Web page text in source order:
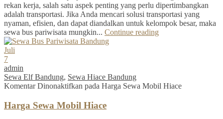
rekan kerja, salah satu aspek penting yang perlu dipertimbangkan
adalah transportasi. Jika Anda mencari solusi transportasi yang
nyaman, efisien, dan dapat diandalkan untuk kelompok besar, maka
sewa bus pariwisata mungkin... Continue reading
Juli
7
admin
Sewa Elf Bandung, Sewa Hiace Bandung
Komentar Dinonaktifkan pada Harga Sewa Mobil Hiace
Harga Sewa Mobil Hiace